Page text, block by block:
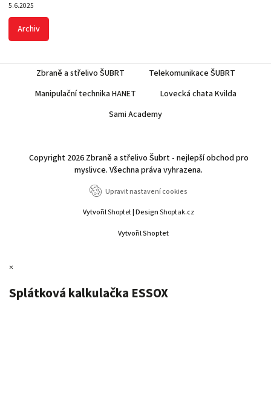
5.6.2025
Archiv
Zbraně a střelivo ŠUBRT
Telekomunikace ŠUBRT
Manipulační technika HANET
Lovecká chata Kvilda
Sami Academy
Vytvořil Shoptet
Copyright 2026 Zbraně a střelivo Šubrt - nejlepší obchod pro
myslivce. Všechna práva vyhrazena.
Upravit nastavení cookies
VytvořilShoptet| DesignShoptak.cz
×
Splátková kalkulačka ESSOX